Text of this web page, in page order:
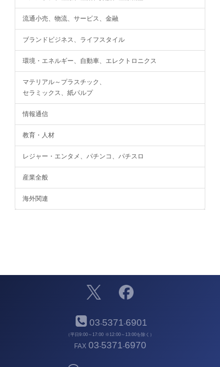
流通小売、物流、サービス、金融
ブランドビジネス、ライフスタイル
環境・エネルギー、自動車、エレクトロニクス
マテリアル～プラスチック、
セラミックス、紙パルプ
情報通信
教育・人材
レジャー・エンタメ、パチンコ、パチスロ
産業全般
海外関連
03-5371-6901
（平日9:00～17:00 ※12:00～13:00を除く）
FAX 03-5371-6970